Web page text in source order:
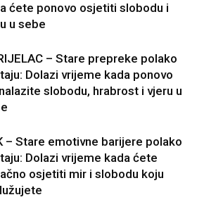
ćete ponovo osjetiti slobodu i
u sebe
– Stare prepreke polako
Dolazi vrijeme kada ponovo
slobodu, hrabrost i vjeru u
– Stare emotivne barijere polako
Dolazi vrijeme kada ćete
osjetiti mir i slobodu koju